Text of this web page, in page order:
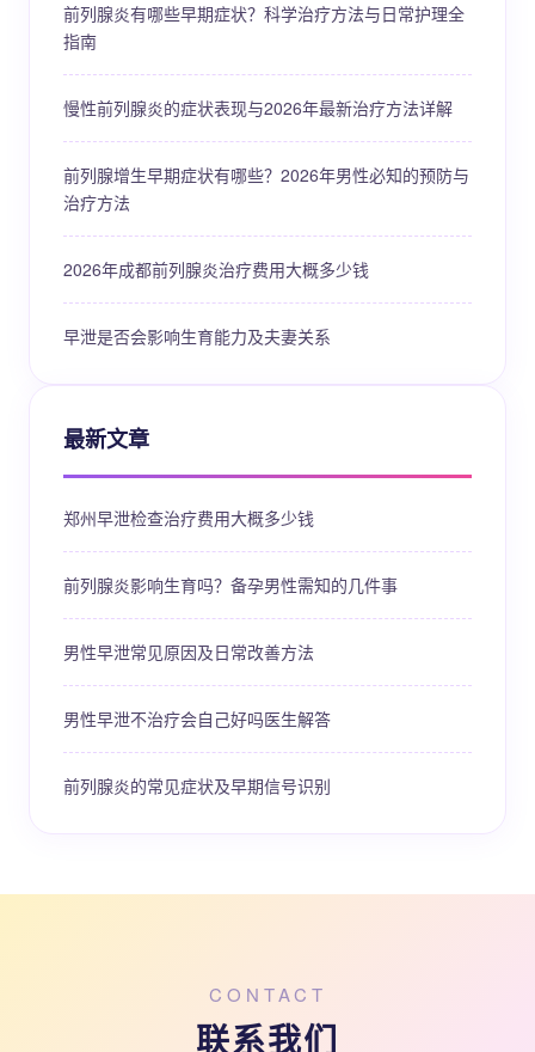
前列腺炎有哪些早期症状？科学治疗方法与日常护理全
指南
慢性前列腺炎的症状表现与2026年最新治疗方法详解
前列腺增生早期症状有哪些？2026年男性必知的预防与
治疗方法
2026年成都前列腺炎治疗费用大概多少钱
早泄是否会影响生育能力及夫妻关系
最新文章
郑州早泄检查治疗费用大概多少钱
前列腺炎影响生育吗？备孕男性需知的几件事
男性早泄常见原因及日常改善方法
男性早泄不治疗会自己好吗医生解答
前列腺炎的常见症状及早期信号识别
CONTACT
联系我们